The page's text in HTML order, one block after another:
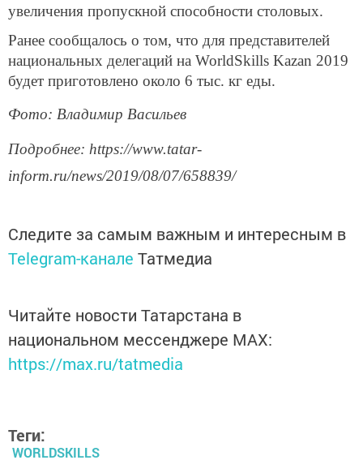
увеличения пропускной способности столовых.
Ранее сообщалось о том, что для представителей
национальных делегаций на WorldSkills Kazan 2019
будет приготовлено около 6 тыс. кг еды.
Фото: Владимир Васильев
Подробнее: https://www.tatar-
inform.ru/news/2019/08/07/658839/
Следите за самым важным и интересным в
Telegram-канале Татмедиа
Читайте новости Татарстана в
национальном мессенджере MАХ:
https://max.ru/tatmedia
Теги:
WORLDSKILLS